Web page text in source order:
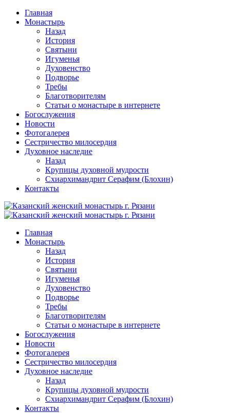
Перейти
содержимому
Главная
Монастырь
Назад
История
Святыни
Игуменья
Духовенство
Подворье
Требы
Благотворителям
Статьи о монастыре в интернете
Богослужения
Новости
Фотогалерея
Сестричество милосердия
Духовное наследие
Назад
Крупицы духовной мудрости
Схиархимандрит Серафим (Блохин)
Контакты
Главная
Монастырь
Назад
История
Святыни
Игуменья
Духовенство
Подворье
Требы
Благотворителям
Статьи о монастыре в интернете
Богослужения
Новости
Фотогалерея
Сестричество милосердия
Духовное наследие
Назад
Крупицы духовной мудрости
Схиархимандрит Серафим (Блохин)
Контакты